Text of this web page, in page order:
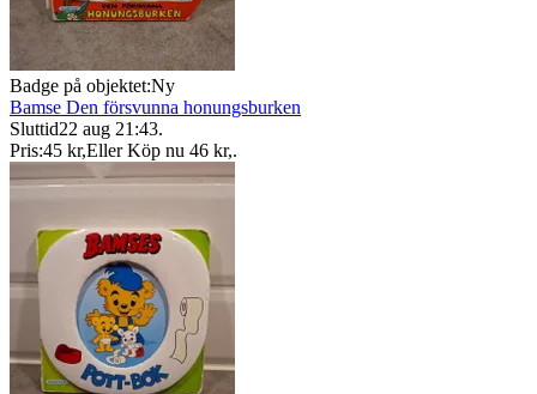
Badge på objektet:Ny
Bamse Den försvunna honungsburken
Sluttid22 aug 21:43.
Pris:45 kr,Eller Köp nu 46 kr,.